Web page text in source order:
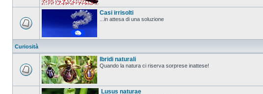
Casi irrisolti
...in attesa di una soluzione
Curiosità
Ibridi naturali
Quando la natura ci riserva sorprese inattese!
Lusus naturae